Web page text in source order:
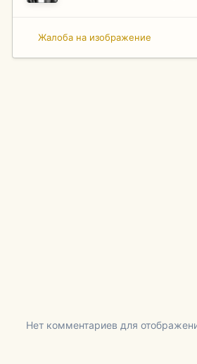
Жалоба на изображение
Нет комментариев для